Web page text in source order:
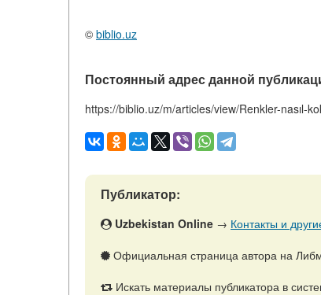
© biblio.uz
Постоянный адрес данной
https://biblio.uz/m/articles/view/Renkler-nasıl-
Публикатор:
Uzbekistan Online → Контакты и
Официальная страница автора на
Искать материалы публикатора в